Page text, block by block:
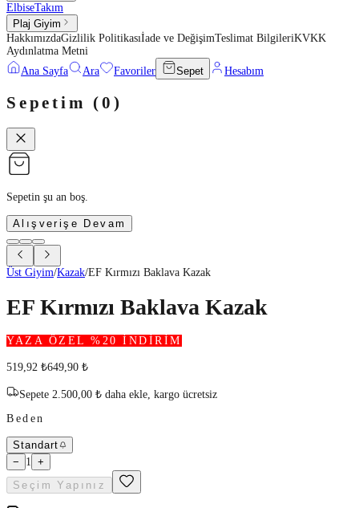
ElbiseTakım
Plaj Giyim
HakkımızdaGizlilik Politikasıİade ve DeğişimTeslimat BilgileriKVKK
Aydınlatma Metni
Ana Sayfa
Ara Favoriler Sepet Hesabım
Sepetim (0 )
Sepetin şu an boş.
Alışverişe Devam
Üst Giyim/Kazak/EF Kırmızı Baklava Kazak
EF Kırmızı Baklava Kazak
YAZA ÖZEL %20 İNDİRİM
519,92 ₺649,90 ₺
Sepete 2.500,00 ₺ daha ekle, kargo ücretsiz
Beden
Standart
−
1 +
Seçim Yapınız